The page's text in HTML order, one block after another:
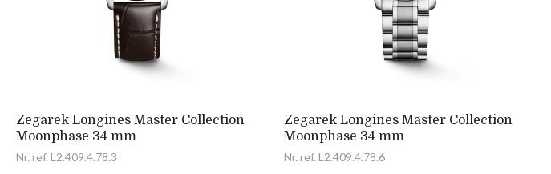
Zegarek Longines Master Collection
Moonphase 34 mm
Nr. ref. L2.409.4.78.3
Zegarek Longines Master Collection
Moonphase 34 mm
Nr. ref. L2.409.4.78.6